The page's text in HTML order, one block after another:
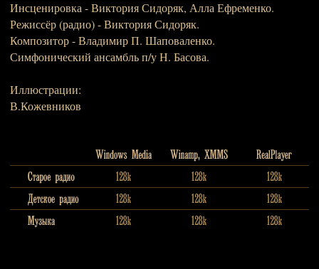
Инсценировка - Виктория Сидоряк, Алла Ефременко.
Режиссёр (радио) - Виктория Сидоряк.
Композитор - Владимир П. Шаповаленко.
Симфонический ансамбль п/у Н. Басова.
Иллюстрации:
В.Кожевников